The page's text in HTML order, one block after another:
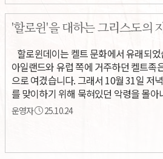
'할로윈'을 대하는 그리스도의
할로윈데이는 켈트 문화에서 유래되
아일랜드와 유럽 쪽에 거주하던 켈트족
으로 여겼습니다. 그래서 10월 31일 저
를 맞이하기 위해 묵혀있던 악령을 몰아
운영자 25.10.24